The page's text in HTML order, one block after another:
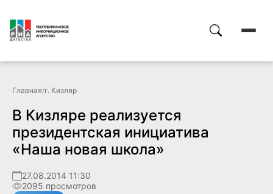
Главная/г. Кизляр
В Кизляре реализуется
президентская инициатива
«Наша новая школа»
27.08.2014 11:30
2095 просмотров